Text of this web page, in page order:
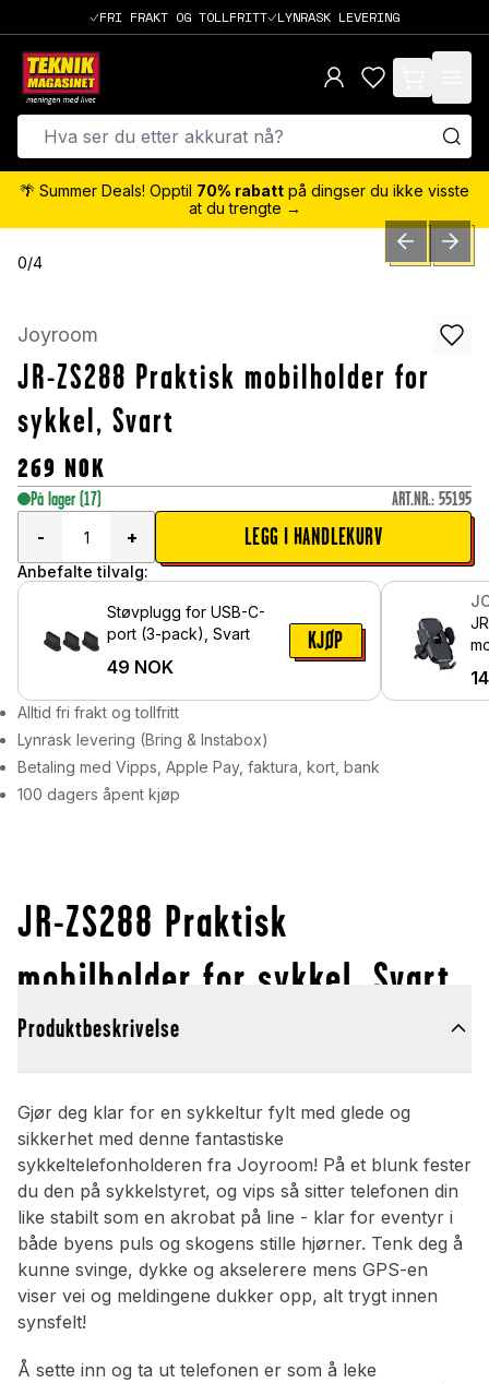
FRI FRAKT OG TOLLFRITT LYNRASK LEVERING
items in cart,
🌴 Summer Deals! Opptil 70% rabatt på dingser du ikke visste
at du trengte →
0/4 PREVIOUSNEXT
Joyroom
JR-ZS288 Praktisk mobilholder for
sykkel, Svart
269 NOK
På lager (17) ART.NR.: 55195
-
+ LEGG I HANDLEKURV
Anbefalte tilvalg:
Støvplugg for USB-C-
port (3-pack), Svart
49 NOK
KJØP
Alltid fri frakt og tollfritt
Lynrask levering (Bring & Instabox)
Betaling med Vipps, Apple Pay, faktura, kort, bank
100 dagers åpent kjøp
JR-ZS288 Praktisk
mobilholder for sykkel, Svart
Produktbeskrivelse
Gjør deg klar for en sykkeltur fylt med glede og
sikkerhet med denne fantastiske
sykkeltelefonholderen fra Joyroom! På et blunk fester
du den på sykkelstyret, og vips så sitter telefonen din
like stabilt som en akrobat på line - klar for eventyr i
både byens puls og skogens stille hjørner. Tenk deg å
kunne svinge, dykke og akselerere mens GPS-en
viser vei og meldingene dukker opp, alt trygt innen
synsfelt!
Å sette inn og ta ut telefonen er som å leke